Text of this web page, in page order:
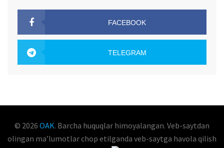
FACEBOOK
TELEGRAM
© 2026 OAK. Barcha huquqlar himoyalangan. Veb-saytdan
olingan maʼlumotlar chop etilganda veb-saytga havola qilish